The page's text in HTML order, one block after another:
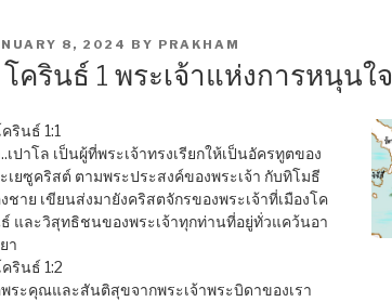
8, 2024 BY PRAKHAM
โครินธ์ 1 พระเจ้าแห่งการหนุนใจ
รินธ์ 1:1
เปาโล เป็นผู้ที่พระเจ้าทรงเรียกให้เป็นอัครทูตของ
เยซูคริสต์ ตามพระประสงค์ของพระเจ้า กับทิโมธี
ชาย เขียนส่งมายังคริสตจักรของพระเจ้าที่เมืองโค
และวิสุทธิชนของพระเจ้าทุกท่านที่อยู่ทั่วแคว้นอา
า
รินธ์ 1:2
ระคุณและสันติสุขจากพระเจ้าพระบิดาของเรา